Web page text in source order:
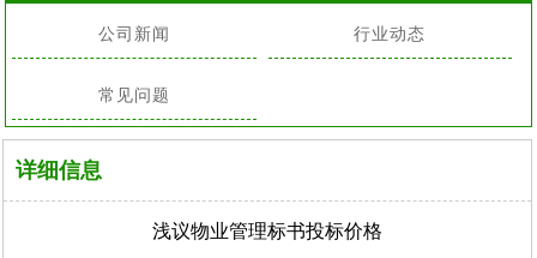
公司新闻 行业动态
常见问题
详细信息
浅议物业管理标书投标价格